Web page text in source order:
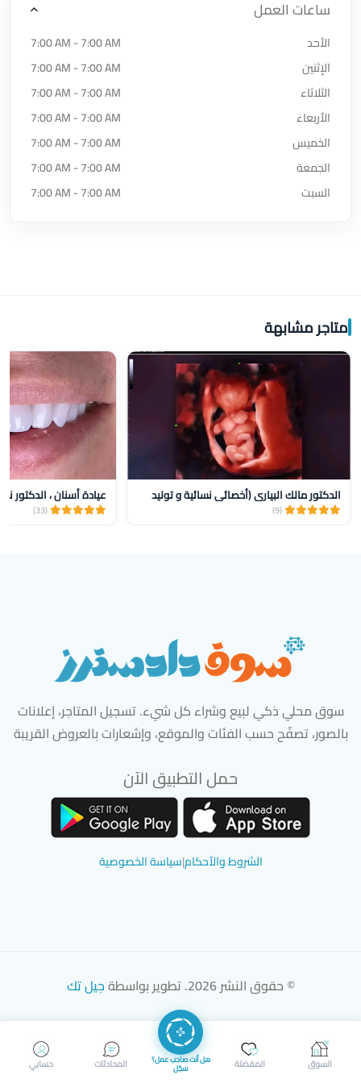
ساعات العمل
الأحد
7:00 AM - 7:00 AM
الإثنين
7:00 AM - 7:00 AM
الثلاثاء
7:00 AM - 7:00 AM
الأربعاء
7:00 AM - 7:00 AM
الخميس
7:00 AM - 7:00 AM
الجمعة
7:00 AM - 7:00 AM
السبت
7:00 AM - 7:00 AM
متاجر مشابهة
الدكتور مالك البياري (أخصائي نسائية و توليد
(9)
عيادة أسنان ، الدكتور
(33)
سوق محلي ذكي لبيع وشراء كل شيء. تسجيل المتاجر، إعلانات
بالصور، تصفّح حسب الفئات والموقع، وإشعارات بالعروض القريبة
حمل التطبيق الآن
الشروط والأحكام|سياسة الخصوصية
© حقوق النشر 2026. تطوير بواسطة جيل تك
حسابي المحادثات هل أنت صاحب عمل؟
سجّل المفضلة السوق